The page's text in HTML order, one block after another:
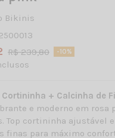
Bikinis
R$ 239,80 -10%
+ Calcinha de
e moderno em rosa
Top cortininha ajustável
finas para máximo